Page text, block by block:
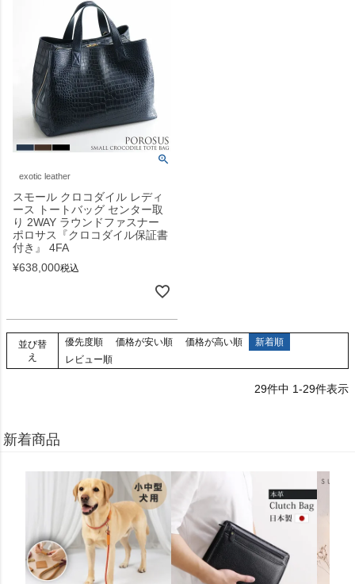
exotic leather
スモール クロコダイル レディ
ース トートバッグ センター取
り 2WAY ラウンドファスナー
ポロサス『クロコダイル保証書
付き』 4FA
¥638,000税込
並び替
え
優先度順 価格が安い順 価格が高い順
新着順
レビュー順
29件中 1-29件表示
新着商品